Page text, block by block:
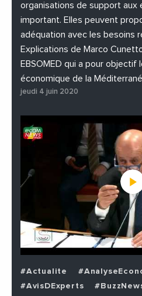
organisations de support aux
important. Elles peuvent
adéquation avec les besoins
Explications de Marco
EBSOMED qui a pour
économique de la
jeudi 4 juin 2020
#Actualite
#AvisDExperts